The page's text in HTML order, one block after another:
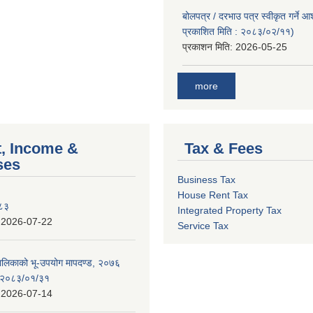
बोलपत्र / दरभाउ पत्र स्वीकृत गर्ने
प्रकाशित मिति : २०८३/०२/११)
प्रकाशन मिति: 2026-05-25
more
Income &
2026-07-22
भू-उपयोग मापदण्ड, २०७६
०१/३१
2026-07-14
Tax & Fees
Business Tax
House Rent Tax
Integrated Property Tax
Service Tax